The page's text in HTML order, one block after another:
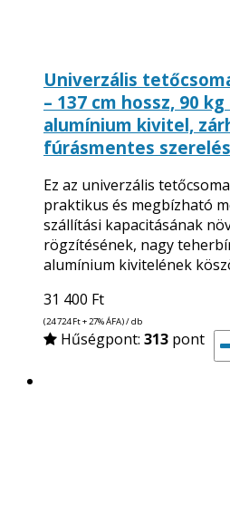
Univerzális
– 137 cm hossz, 90
alumínium kivitel,
fúrásmentes szerelés
Ez az univerzális
praktikus és megbízható
szállítási kapacitásának
rögzítésének, nagy
alumínium kivitelének
31 400 Ft
(24 724Ft+ 27% ÁFA) / db
Hűségpont: 313 pont